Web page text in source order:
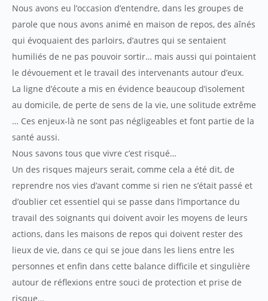
Nous avons eu l’occasion d’entendre, dans les groupes de
parole que nous avons animé en maison de repos, des aînés
qui évoquaient des parloirs, d’autres qui se sentaient
humiliés de ne pas pouvoir sortir… mais aussi qui pointaient
le dévouement et le travail des intervenants autour d’eux.
La ligne d’écoute a mis en évidence beaucoup d’isolement
au domicile, de perte de sens de la vie, une solitude extrême
… Ces enjeux-là ne sont pas négligeables et font partie de la
santé aussi.
Nous savons tous que vivre c’est risqué…
Un des risques majeurs serait, comme cela a été dit, de
reprendre nos vies d’avant comme si rien ne s’était passé et
d’oublier cet essentiel qui se passe dans l’importance du
travail des soignants qui doivent avoir les moyens de leurs
actions, dans les maisons de repos qui doivent rester des
lieux de vie, dans ce qui se joue dans les liens entre les
personnes et enfin dans cette balance difficile et singulière
autour de réflexions entre souci de protection et prise de
risque…